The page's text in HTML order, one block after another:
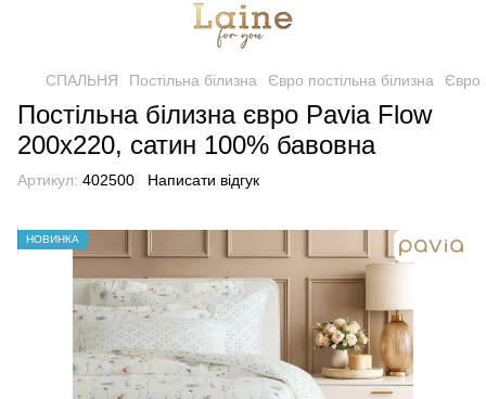
СПАЛЬНЯ Постільна білизна Євро постільна білизна Євро
Постільна білизна євро Pavia Flow
200x220, сатин 100% бавовна
Артикул: 402500 Написати відгук
НОВИНКА